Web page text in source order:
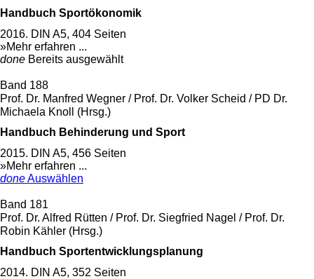
Handbuch Sportökonomik
2016. DIN A5, 404 Seiten
»Mehr erfahren ...
done Bereits ausgewählt
Band 188
Prof. Dr. Manfred Wegner / Prof. Dr. Volker Scheid / PD Dr.
Michaela Knoll (Hrsg.)
Handbuch Behinderung und Sport
2015. DIN A5, 456 Seiten
»Mehr erfahren ...
doneAuswählen
Band 181
Prof. Dr. Alfred Rütten / Prof. Dr. Siegfried Nagel / Prof. Dr.
Robin Kähler (Hrsg.)
Handbuch Sportentwicklungsplanung
2014. DIN A5, 352 Seiten